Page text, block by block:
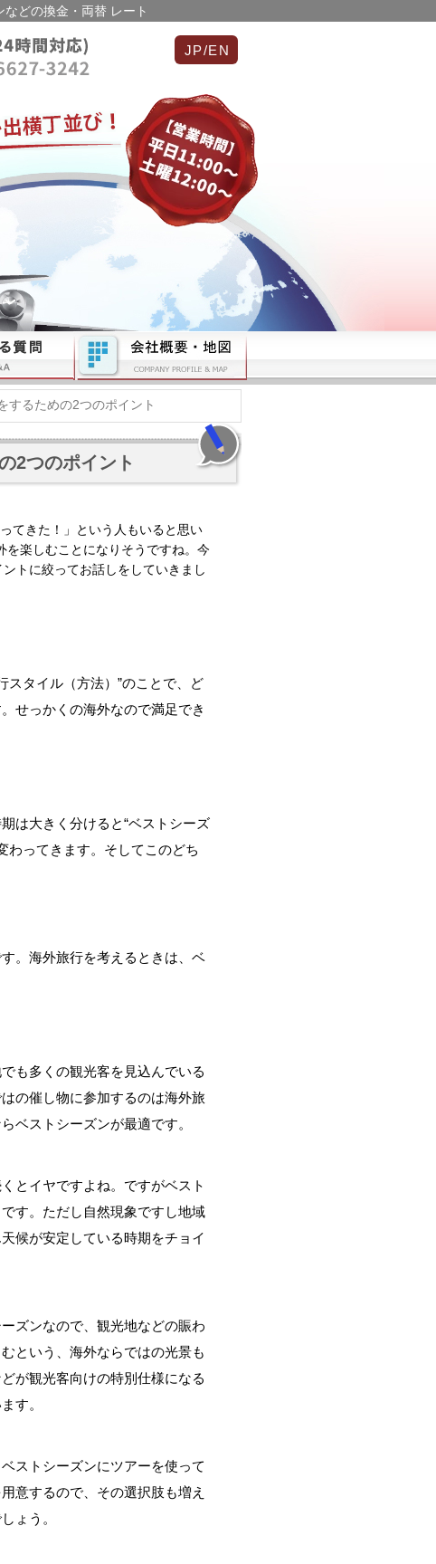
どの換金・両替 レート
JP/EN
するための2つのポイント
2つのポイント
てきた！」という人もいると思い
を楽しむことになりそうですね。今
トに絞ってお話しをしていきまし
スタイル（方法）”のことで、ど
せっかくの海外なので満足でき
は大きく分けると“ベストシーズ
わってきます。そしてこのどち
。海外旅行を考えるときは、ベ
も多くの観光客を見込んでいる
の催し物に参加するのは海外旅
ベストシーズンが最適です。
とイヤですよね。ですがベスト
す。ただし自然現象ですし地域
候が安定している時期をチョイ
ズンなので、観光地などの賑わ
という、海外ならではの光景も
が観光客向けの特別仕様になる
す。
ストシーズンにツアーを使って
意するので、その選択肢も増え
ょう。